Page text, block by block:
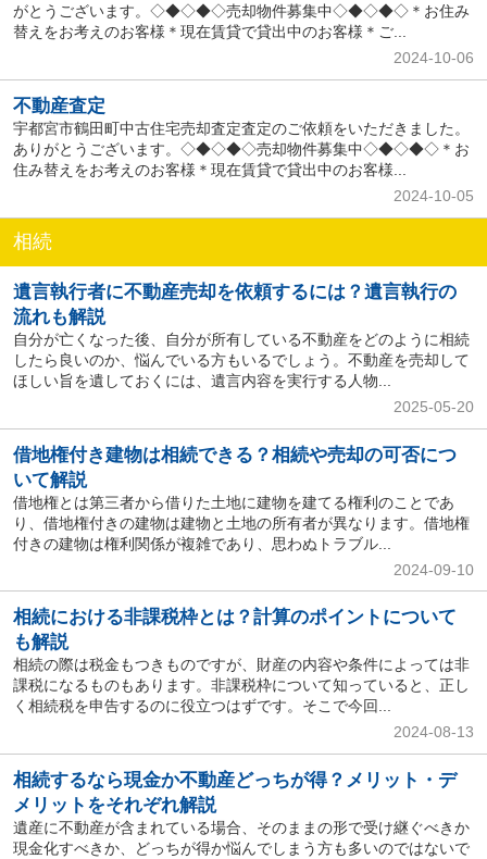
がとうございます。◇◆◇◆◇売却物件募集中◇◆◇◆◇＊お住み
替えをお考えのお客様＊現在賃貸で貸出中のお客様＊ご...
2024-10-06
不動産査定
宇都宮市鶴田町中古住宅売却査定査定のご依頼をいただきました。
ありがとうございます。◇◆◇◆◇売却物件募集中◇◆◇◆◇＊お
住み替えをお考えのお客様＊現在賃貸で貸出中のお客様...
2024-10-05
相続
遺言執行者に不動産売却を依頼するには？遺言執行の
流れも解説
自分が亡くなった後、自分が所有している不動産をどのように相続
したら良いのか、悩んでいる方もいるでしょう。不動産を売却して
ほしい旨を遺しておくには、遺言内容を実行する人物...
2025-05-20
借地権付き建物は相続できる？相続や売却の可否につ
いて解説
借地権とは第三者から借りた土地に建物を建てる権利のことであ
り、借地権付きの建物は建物と土地の所有者が異なります。借地権
付きの建物は権利関係が複雑であり、思わぬトラブル...
2024-09-10
相続における非課税枠とは？計算のポイントについて
も解説
相続の際は税金もつきものですが、財産の内容や条件によっては非
課税になるものもあります。非課税枠について知っていると、正し
く相続税を申告するのに役立つはずです。そこで今回...
2024-08-13
相続するなら現金か不動産どっちが得？メリット・デ
メリットをそれぞれ解説
遺産に不動産が含まれている場合、そのままの形で受け継ぐべきか
現金化すべきか、どっちが得か悩んでしまう方も多いのではないで